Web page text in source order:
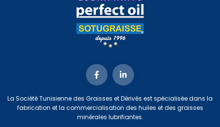
La Société Tunisienne des Graisses et Dérivés est spécialisée dans la
fabrication et la commercialisation des huiles et des graisses
minérales lubrifiantes.